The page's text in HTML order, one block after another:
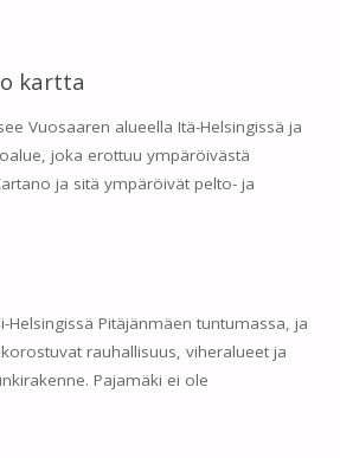
kartta
Vuosaaren alueella Itä-Helsingissä ja
joka erottuu ympäröivästä
ja sitä ympäröivät pelto- ja
Helsingissä Pitäjänmäen tuntumassa, ja
rauhallisuus, viheralueet ja
Pajamäki ei ole